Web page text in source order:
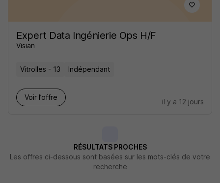
Expert Data Ingénierie Ops H/F
Visian
Vitrolles - 13 Indépendant
Voir l’offre
il y a 12 jours
RÉSULTATS PROCHES
Les offres ci-dessous sont basées sur les mots-clés de votre
recherche